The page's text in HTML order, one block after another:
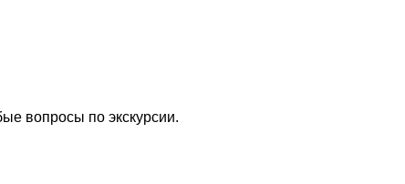
вопросы по экскурсии.